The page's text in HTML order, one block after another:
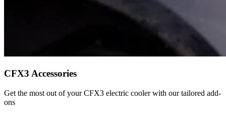
CFX3 Accessories
Get the most out of your CFX3 electric cooler with our tailored add-
ons